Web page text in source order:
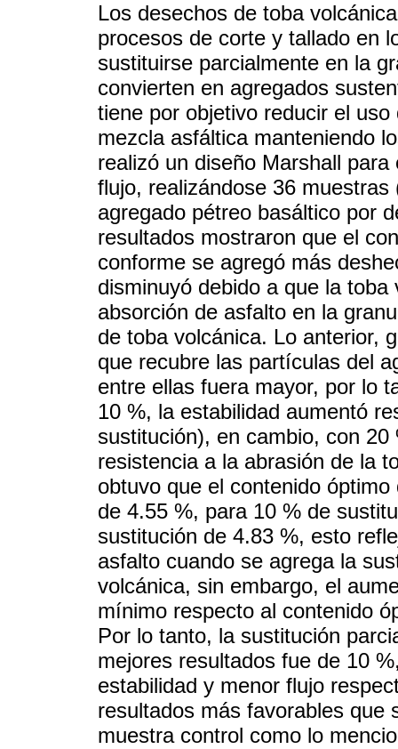
Los desechos de toba
procesos de corte y tallado en
sustituirse parcialmente en la
convierten en agregados
tiene por objetivo reducir el
mezcla asfáltica manteniendo
realizó un diseño Marshall
flujo, realizándose 36
agregado pétreo basáltico por
resultados mostraron que el
conforme se agregó más
disminuyó debido a que la
absorción de asfalto en la
de toba volcánica. Lo anterior,
que recubre las partículas del
entre ellas fuera mayor, por lo
10 %, la estabilidad aumentó
sustitución), en cambio, con
resistencia a la abrasión de la
obtuvo que el contenido
de 4.55 %, para 10 % de
sustitución de 4.83 %, esto
asfalto cuando se agrega la
volcánica, sin embargo, el
mínimo respecto al contenido
Por lo tanto, la sustitución
mejores resultados fue de 10
estabilidad y menor flujo
resultados más favorables que
muestra control como lo